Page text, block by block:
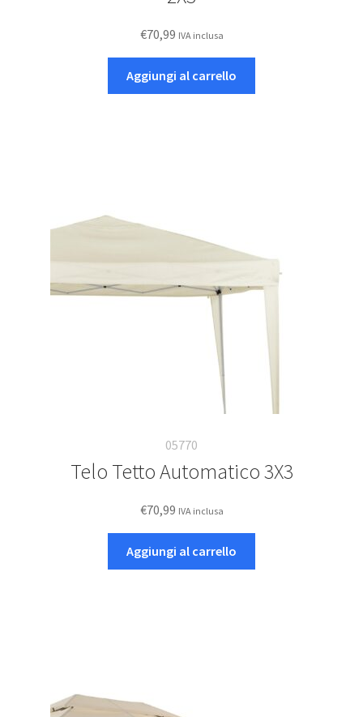
€70,99 IVA inclusa
Aggiungi al carrello
05770
Telo Tetto Automatico 3X3
€70,99 IVA inclusa
Aggiungi al carrello